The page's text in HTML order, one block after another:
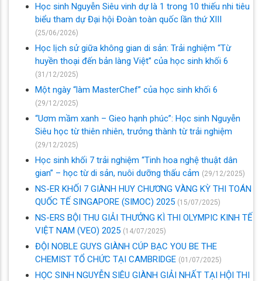
Học sinh Nguyễn Siêu vinh dự là 1 trong 10 thiếu nhi tiêu
biểu tham dự Đại hội Đoàn toàn quốc lần thứ XIII
(25/06/2026)
Học lịch sử giữa không gian di sản: Trải nghiệm “Từ
huyền thoại đến bản làng Việt” của học sinh khối 6
(31/12/2025)
Một ngày “làm MasterChef” của học sinh khối 6
(29/12/2025)
“Uơm mầm xanh – Gieo hạnh phúc”: Học sinh Nguyễn
Siêu học từ thiên nhiên, trưởng thành từ trải nghiệm
(29/12/2025)
Học sinh khối 7 trải nghiệm “Tinh hoa nghệ thuật dân
gian” – học từ di sản, nuôi dưỡng thấu cảm (29/12/2025)
NS-ER KHỐI 7 GIÀNH HUY CHƯƠNG VÀNG KỲ THI TOÁN
QUỐC TẾ SINGAPORE (SIMOC) 2025 (15/07/2025)
NS-ERS BỘI THU GIẢI THƯỞNG KÌ THI OLYMPIC KINH TẾ
VIỆT NAM (VEO) 2025 (14/07/2025)
ĐỘI NOBLE GUYS GIÀNH CÚP BẠC YOU BE THE
CHEMIST TỔ CHỨC TẠI CAMBRIDGE (01/07/2025)
HỌC SINH NGUYỄN SIÊU GIÀNH GIẢI NHẤT TẠI HỘI THI